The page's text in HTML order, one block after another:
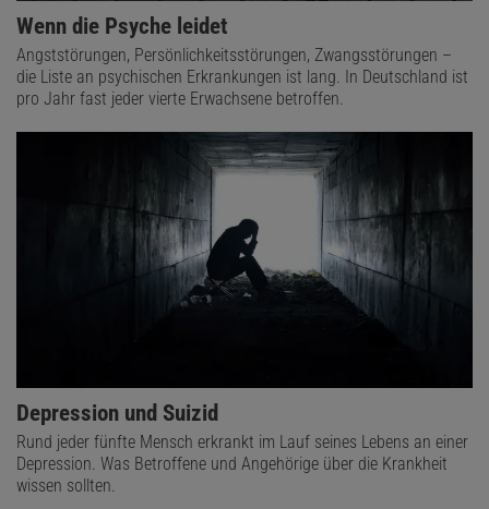
Wenn die Psyche leidet
Angststörungen, Persönlichkeitsstörungen, Zwangsstörungen –
die Liste an psychischen Erkrankungen ist lang. In Deutschland ist
pro Jahr fast jeder vierte Erwachsene betroffen.
Depression und Suizid
Rund jeder fünfte Mensch erkrankt im Lauf seines Lebens an einer
Depression. Was Betroffene und Angehörige über die Krankheit
wissen sollten.